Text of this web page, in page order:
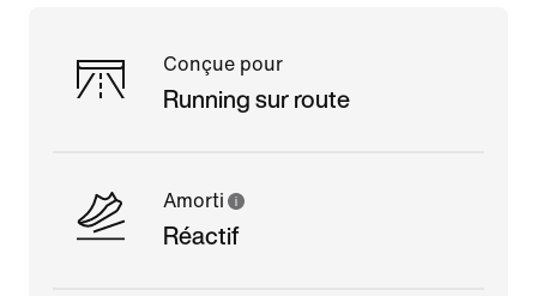
Conçue pour
Running sur route
Amorti
Réactif